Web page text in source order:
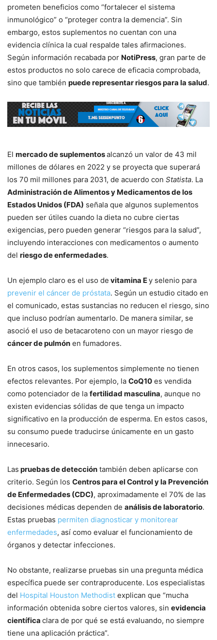
prometen beneficios como “fortalecer el sistema
inmunológico” o “proteger contra la demencia”. Sin
embargo, estos suplementos no cuentan con una
evidencia clínica la cual respalde tales afirmaciones.
Según información recabada por NotiPress, gran parte de
estos productos no solo carece de eficacia comprobada,
sino que también puede representar riesgos para la salud.
El mercado de suplementosalcanzó un valor de 43 mil
millones de dólares en 2022 y se proyecta que superará
los 70 mil millones para 2031, de acuerdo con Statista. La
Administración de Alimentos y Medicamentos de los
Estados Unidos (FDA) señala que algunos suplementos
pueden ser útiles cuando la dieta no cubre ciertas
exigencias, pero pueden generar “riesgos para la salud”,
incluyendo interacciones con medicamentos o aumento
del riesgo de enfermedades.
Un ejemplo claro es el uso de vitamina Ey selenio para
prevenir el cáncer de próstata. Según un estudio citado en
el comunicado, estas sustancias no reducen el riesgo, sino
que incluso podrían aumentarlo. De manera similar, se
asoció el uso de betacaroteno con un mayor riesgo de
cáncer de pulmón en fumadores.
En otros casos, los suplementos simplemente no tienen
efectos relevantes. Por ejemplo, la CoQ10 es vendida
como potenciador de la fertilidad masculina, aunque no
existen evidencias sólidas de que tenga un impacto
significativo en la producción de esperma. En estos casos,
su consumo puede traducirse únicamente en un gasto
innecesario.
Las pruebas de detección también deben aplicarse con
criterio. Según los Centros para el Control y la Prevención
de Enfermedades (CDC), aproximadamente el 70% de las
decisiones médicas dependen de análisis de laboratorio.
Estas pruebas permiten diagnosticar y monitorear
enfermedades, así como evaluar el funcionamiento de
órganos y detectar infecciones.
No obstante, realizarse pruebas sin una pregunta médica
específica puede ser contraproducente. Los especialistas
del Hospital Houston Methodist explican que “mucha
información obtenida sobre ciertos valores, sin evidencia
científica clara de por qué se está evaluando, no siempre
tiene una aplicación práctica”.